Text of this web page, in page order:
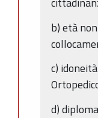
b) età
c)
d)